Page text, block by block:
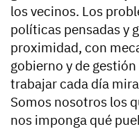
los vecinos. Los
políticas pensadas y
proximidad, con
gobierno y de
trabajar cada día
Somos nosotros los
nos imponga qué